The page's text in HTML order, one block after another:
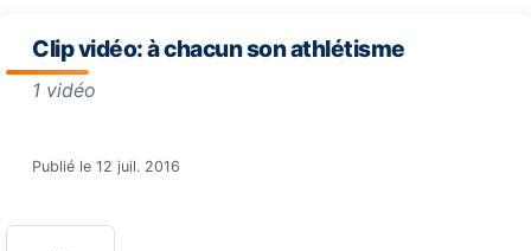
Clip vidéo: à chacun son athlétisme
1 vidéo
Publié le 12 juil. 2016